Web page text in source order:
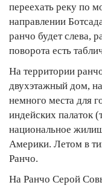
переехать реку по
направлении
ранчо будет слева,
поворота есть
На территории
двухэтажный дом,
немного места для
индейских палаток
национальное
Америки. Летом в
Ранчо.
На Ранчо Серой